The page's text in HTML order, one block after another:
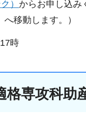
） からお申し込み
移動します。）
時
格専攻科